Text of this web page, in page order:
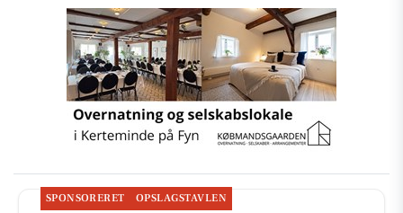
SPONSORERET OPSLAGSTAVLEN